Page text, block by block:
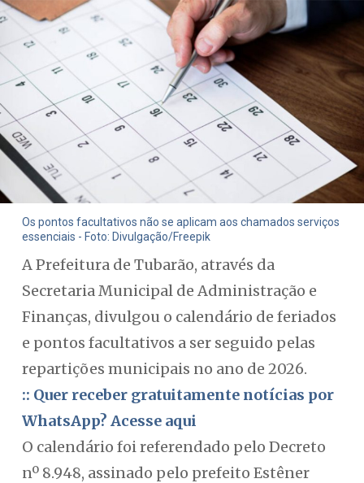
Os pontos facultativos não se aplicam aos chamados serviços
essenciais - Foto: Divulgação/Freepik
A Prefeitura de Tubarão, através da
Secretaria Municipal de Administração e
Finanças, divulgou o calendário de feriados
e pontos facultativos a ser seguido pelas
repartições municipais no ano de 2026.
:: Quer receber gratuitamente notícias por
WhatsApp? Acesse aqui
O calendário foi referendado pelo Decreto
nº 8.948, assinado pelo prefeito Estêner